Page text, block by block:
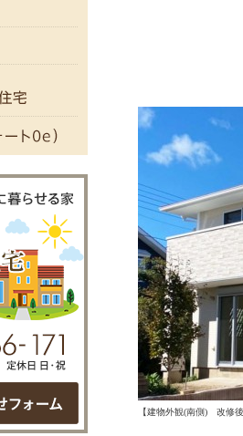
【建物外観(南側) 改修後